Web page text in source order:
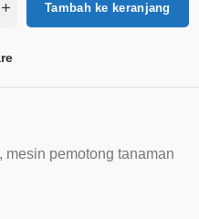
Tambah ke keranjang
, mesin pemotong tanaman